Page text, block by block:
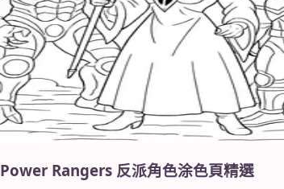
Power Rangers 反派角色涂色頁精選